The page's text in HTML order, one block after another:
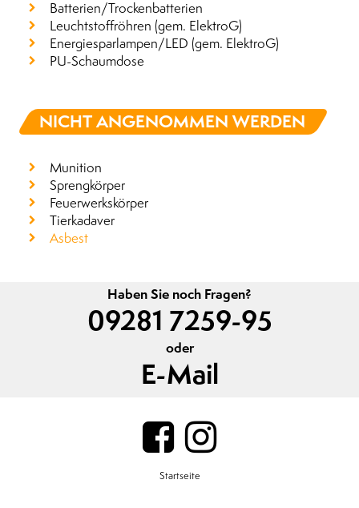
Batterien/Trockenbatterien
Leuchtstoffröhren (gem. ElektroG)
Energiesparlampen/LED (gem. ElektroG)
PU-Schaumdose
NICHT ANGENOMMEN WERDEN
Munition
Sprengkörper
Feuerwerkskörper
Tierkadaver
Asbest
Haben Sie noch Fragen?
09281 7259-95
oder
E-Mail
Startseite